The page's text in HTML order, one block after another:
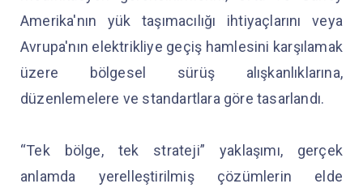
Amerika'nın yük taşımacılığı ihtiyaçlarını veya
Avrupa'nın elektrikliye geçiş hamlesini karşılamak
üzere bölgesel sürüş alışkanlıklarına,
düzenlemelere ve standartlara göre tasarlandı.
“Tek bölge, tek strateji” yaklaşımı, gerçek
anlamda yerelleştirilmiş çözümlerin elde